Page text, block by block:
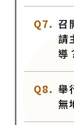
Q7. 召
請
導
Q8. 舉
無